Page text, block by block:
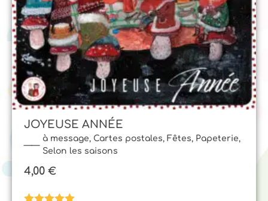
à message, Cartes postales, Fêtes, Papeterie,
Selon les saisons
JOYEUSE ANNÉE
4,00 €